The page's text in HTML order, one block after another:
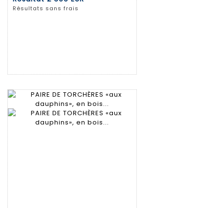
Résultats sans frais